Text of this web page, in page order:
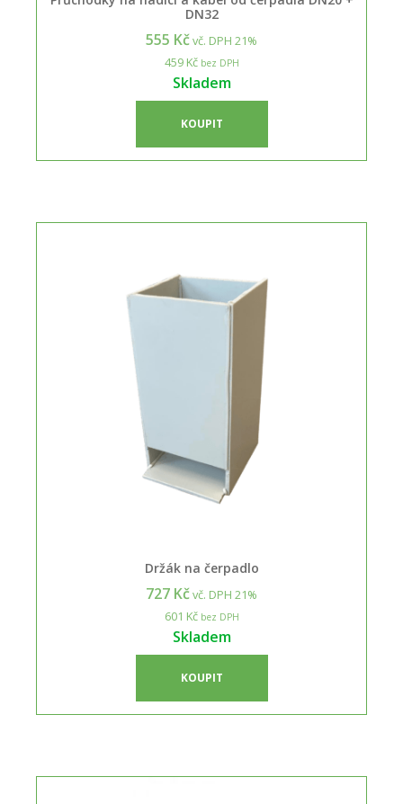
DN32
555 Kčvč. DPH 21%
459 Kčbez DPH
Skladem
KOUPIT
Držák na čerpadlo
727 Kčvč. DPH 21%
601 Kčbez DPH
Skladem
KOUPIT